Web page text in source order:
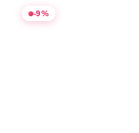
-9%